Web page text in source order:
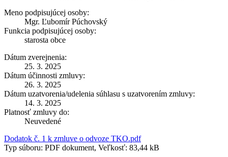
Meno podpisujúcej osoby:
Mgr. Ľubomír Púchovský
Funkcia podpisujúcej osoby:
starosta obce
Dátum zverejnenia:
25. 3. 2025
Dátum účinnosti zmluvy:
26. 3. 2025
Dátum uzatvorenia/udelenia súhlasu s uzatvorením zmluvy:
14. 3. 2025
Platnosť zmluvy do:
Neuvedené
Dodatok č. 1 k zmluve o odvoze TKO.pdf
Typ súboru: PDF dokument, Veľkosť: 83,44 kB